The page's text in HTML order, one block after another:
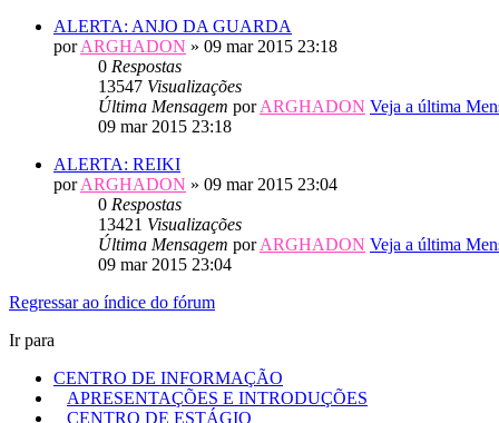
ALERTA: ANJO DA GUARDA
porARGHADON » 09 mar 2015 23:18
0 Respostas
13547 Visualizações
Última Mensagem porARGHADON Veja a última
09 mar 2015 23:18
ALERTA: REIKI
porARGHADON » 09 mar 2015 23:04
0 Respostas
13421 Visualizações
Última Mensagem porARGHADON Veja a última
09 mar 2015 23:04
Regressar ao índice do fórum
Ir para
CENTRO DE INFORMAÇÃO
APRESENTAÇÕES E INTRODUÇÕES
CENTRO DE ESTÁGIO